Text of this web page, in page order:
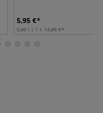
5,95 €
0,40 l | 1 l: 14,88 €